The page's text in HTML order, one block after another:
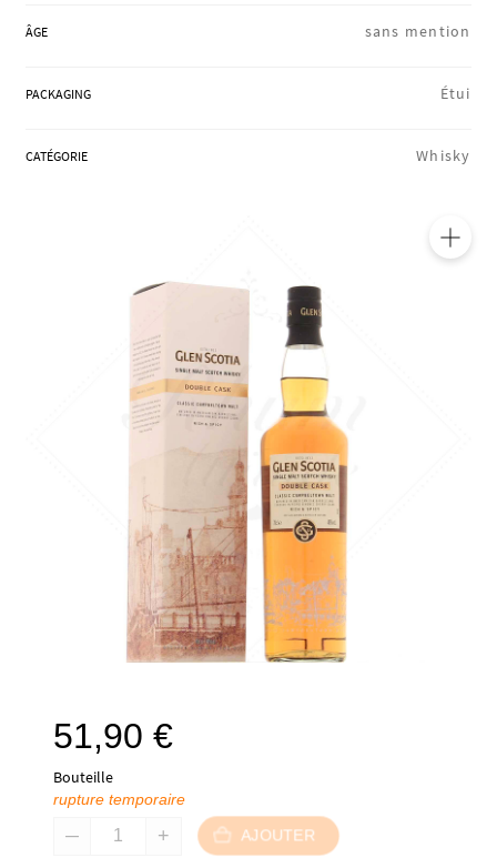
ÂGE sans mention
PACKAGING Étui
CATÉGORIE Whisky
51,90 €
Bouteille
rupture temporaire
AJOUTER